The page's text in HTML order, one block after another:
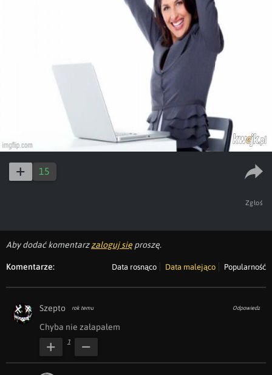
15
Zgłoś
Aby dodać komentarzzaloguj się proszę.
Komentarze: Data rosnąco Data malejąco Popularność
Szepto rok temu Odpowiedz
Chyba nie załapałem
1